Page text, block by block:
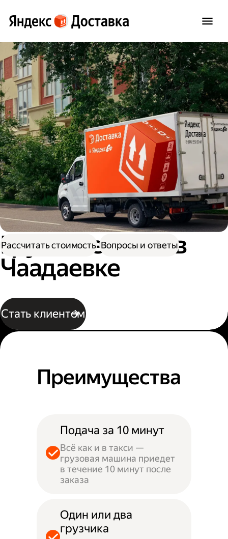
Грузовое такси в
Чаадаевке
Стать клиентом
Рассчитать стоимость Вопросы и ответы
Преимущества
Подача за 10 минут
Всё как и в такси —
грузовая машина приедет
в течение 10 минут после
заказа
Один или два
грузчика